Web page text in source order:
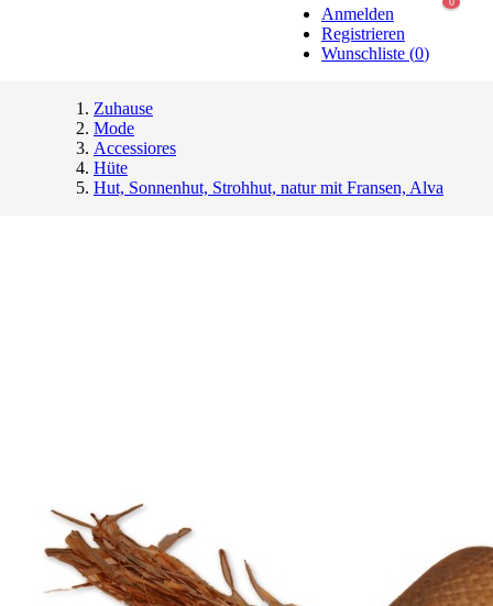
Anmelden
Registrieren
Wunschliste (0)
Zuhause
Mode
Accessiores
Hüte
Hut, Sonnenhut, Strohhut, natur mit Fransen, Alva